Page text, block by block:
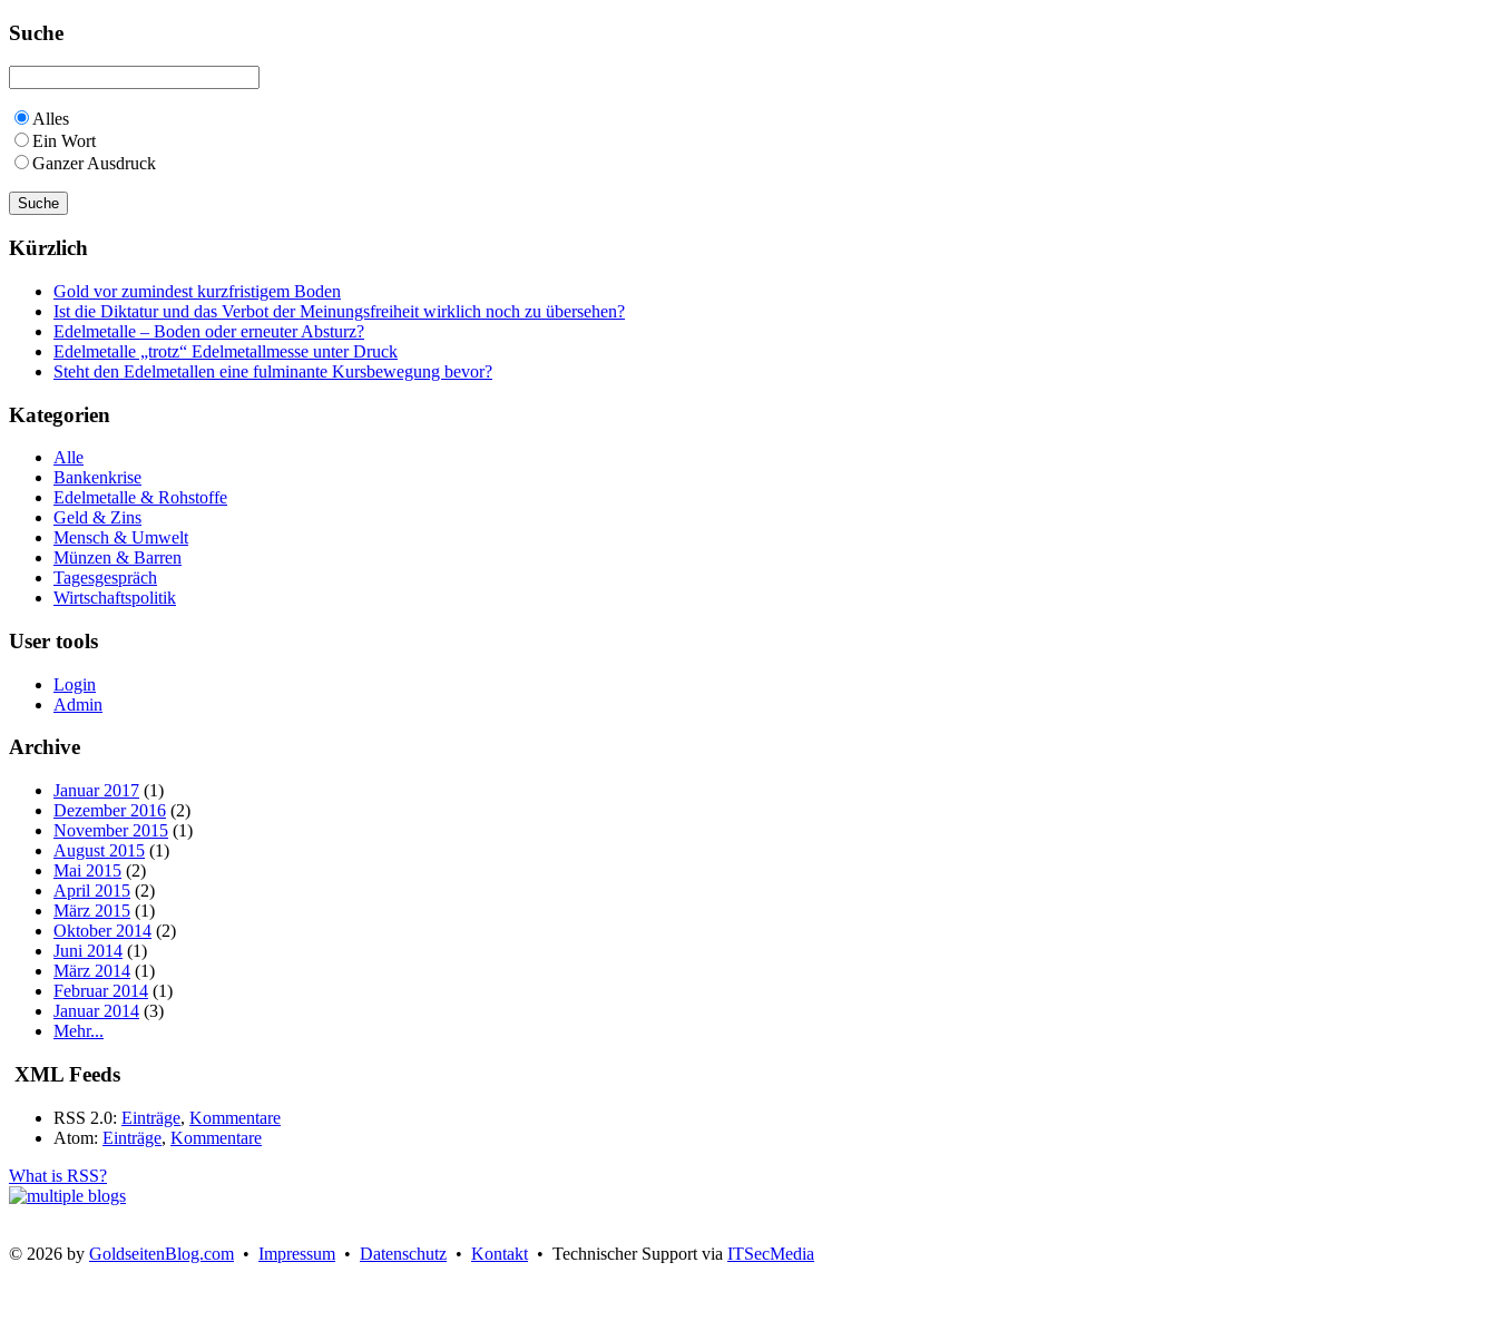
Suche
Alles
Ein Wort
Ganzer Ausdruck
Kürzlich
Gold vor zumindest kurzfristigem Boden
Ist die Diktatur und das Verbot der Meinungsfreiheit wirklich noch zu übersehen?
Edelmetalle – Boden oder erneuter Absturz?
Edelmetalle „trotz“ Edelmetallmesse unter Druck
Steht den Edelmetallen eine fulminante Kursbewegung bevor?
Kategorien
Alle
Bankenkrise
Edelmetalle & Rohstoffe
Geld & Zins
Mensch & Umwelt
Münzen & Barren
Tagesgespräch
Wirtschaftspolitik
User tools
Login
Admin
Archive
Januar 2017 (1)
Dezember 2016 (2)
November 2015 (1)
August 2015 (1)
Mai 2015 (2)
April 2015 (2)
März 2015 (1)
Oktober 2014 (2)
Juni 2014 (1)
März 2014 (1)
Februar 2014 (1)
Januar 2014 (3)
Mehr...
XML Feeds
RSS 2.0: Einträge, Kommentare
Atom: Einträge, Kommentare
What is RSS?
© 2026 by GoldseitenBlog.com • Impressum • Datenschutz • Kontakt • Technischer Support via ITSecMedia